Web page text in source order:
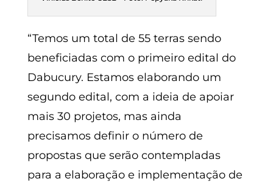
“Temos um total de 55 terras sendo
beneficiadas com o primeiro edital do
Dabucury. Estamos elaborando um
segundo edital, com a ideia de apoiar
mais 30 projetos, mas ainda
precisamos definir o número de
propostas que serão contempladas
para a elaboração e implementação de